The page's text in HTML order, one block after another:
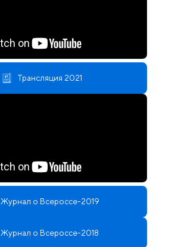
Трансляция 2021
Журнал о Всероссе-2019
Журнал о Всероссе-2018